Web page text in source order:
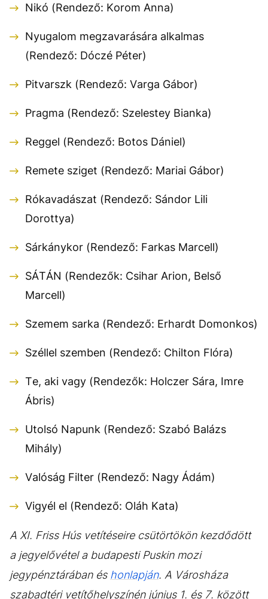
Nikó (Rendező: Korom Anna)
Nyugalom megzavarására alkalmas
(Rendező: Dóczé Péter)
Pitvarszk (Rendező: Varga Gábor)
Pragma (Rendező: Szelestey Bianka)
Reggel (Rendező: Botos Dániel)
Remete sziget (Rendező: Mariai Gábor)
Rókavadászat (Rendező: Sándor Lili
Dorottya)
Sárkánykor (Rendező: Farkas Marcell)
SÁTÁN (Rendezők: Csihar Arion, Belső
Marcell)
Szemem sarka (Rendező: Erhardt Domonkos)
Széllel szemben (Rendező: Chilton Flóra)
Te, aki vagy (Rendezők: Holczer Sára, Imre
Ábris)
Utolsó Napunk (Rendező: Szabó Balázs
Mihály)
Valóság Filter (Rendező: Nagy Ádám)
Vigyél el (Rendező: Oláh Kata)
A XI. Friss Hús vetítéseire csütörtökön kezdődött
a jegyelővétel a budapesti Puskin mozi
jegypénztárában és honlapján. A Városháza
szabadtéri vetítőhelyszínén június 1. és 7. között